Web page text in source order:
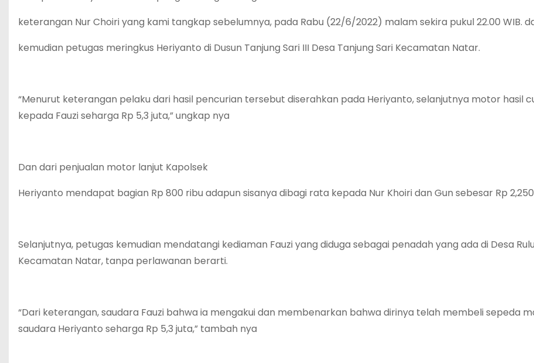
keterangan Nur Choiri yang kami tangkap sebelumnya, pada Rabu (22/6/2022) malam sekira pukul 22.00 WIB.
kemudian petugas meringkus Heriyanto di Dusun Tanjung Sari III Desa Tanjung Sari Kecamatan Natar.
“Menurut keterangan pelaku dari hasil pencurian tersebut diserahkan pada Heriyanto, selanjutnya motor hasil
kepada Fauzi seharga Rp 5,3 juta,” ungkap nya
Dan dari penjualan motor lanjut Kapolsek
Heriyanto mendapat bagian Rp 800 ribu adapun sisanya dibagi rata kepada Nur Khoiri dan Gun sebesar Rp
Selanjutnya, petugas kemudian mendatangi kediaman Fauzi yang diduga sebagai penadah yang ada di Desa
Kecamatan Natar, tanpa perlawanan berarti.
“Dari keterangan, saudara Fauzi bahwa ia mengakui dan membenarkan bahwa dirinya telah membeli sepeda
saudara Heriyanto seharga Rp 5,3 juta,” tambah nya